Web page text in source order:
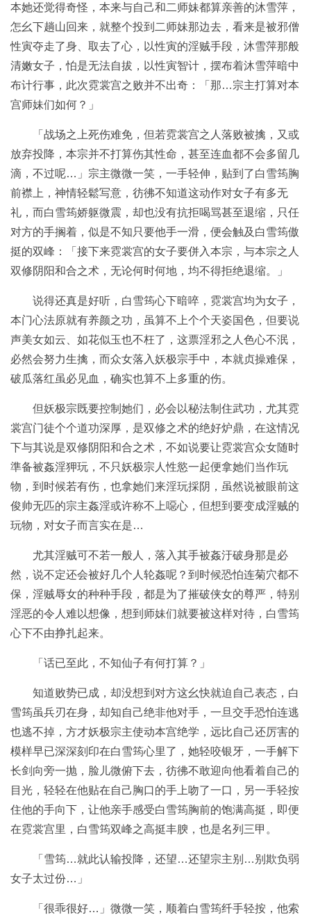
本她还觉得奇怪，本来与自己和二师妹都算亲善的沐雪萍，
怎幺下趟山回来，就整个投到二师妹那边去，看来是被邪僧
性寅夺走了身、取去了心，以性寅的淫贼手段，沐雪萍那般
清嫩女子，怕是无法自拔，以性寅智计，摆布着沐雪萍暗中
布计行事，此次霓裳宫之败并不出奇：「那…宗主打算对本
宫师妹们如何？」
「战场之上死伤难免，但若霓裳宫之人落败被擒，又或
放弃投降，本宗并不打算伤其性命，甚至连血都不会多留几
滴，不过呢…」宗主微微一笑，一手轻伸，贴到了白雪筠胸
前襟上，神情轻鬆写意，彷彿不知道这动作对女子有多无
礼，而白雪筠娇躯微震，却也没有抗拒喝骂甚至退缩，只任
对方的手搁着，似是不知只要他手一滑，便会触及白雪筠傲
挺的双峰：「接下来霓裳宫的女子要併入本宗，与本宗之人
双修阴阳和合之术，无论何时何地，均不得拒绝退缩。」
说得还真是好听，白雪筠心下暗啐，霓裳宫均为女子，
本门心法原就有养颜之功，虽算不上个个天姿国色，但要说
声美女如云、如花似玉也不枉了，这票淫邪之人色心不泯，
必然会努力生擒，而众女落入妖极宗手中，本就贞操难保，
破瓜落红虽必见血，确实也算不上多重的伤。
但妖极宗既要控制她们，必会以秘法制住武功，尤其霓
裳宫门徒个个道功深厚，是双修之术的绝好炉鼎，在这情况
下与其说是双修阴阳和合之术，不如说要让霓裳宫众女随时
準备被姦淫狎玩，不只妖极宗人性慾一起便拿她们当作玩
物，到时候若有伤，也拿她们来淫玩採阴，虽然说被眼前这
俊帅无匹的宗主姦淫或许称不上噁心，但想到要变成淫贼的
玩物，对女子而言实在是…
尤其淫贼可不若一般人，落入其手被姦汙破身那是必
然，说不定还会被好几个人轮姦呢？到时候恐怕连菊穴都不
保，淫贼辱女的种种手段，都是为了摧破侠女的尊严，特别
淫恶的令人难以想像，想到师妹们就要被这样对待，白雪筠
心下不由挣扎起来。
「话已至此，不知仙子有何打算？」
知道败势已成，却没想到对方这幺快就迫自己表态，白
雪筠虽兵刃在身，却知自己绝非他对手，一旦交手恐怕连逃
也逃不掉，方才妖极宗主使动本宫绝学，远比自己还厉害的
模样早已深深刻印在白雪筠心里了，她轻咬银牙，一手解下
长剑向旁一抛，脸儿微俯下去，彷彿不敢迎向他看着自己的
目光，轻轻在他贴在自己胸口的手上吻了一口，另一手轻按
住他的手向下，让他亲手感受白雪筠胸前的饱满高挺，即便
在霓裳宫里，白雪筠双峰之高挺丰腴，也是名列三甲。
「雪筠…就此认输投降，还望…还望宗主别…别欺负弱
女子太过份…」
「很乖很好…」微微一笑，顺着白雪筠纤手轻按，他索